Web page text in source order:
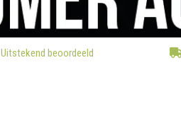
Uitstekend beoordeeld